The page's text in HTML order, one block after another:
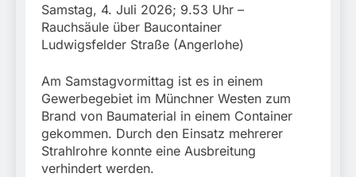
Samstag, 4. Juli 2026; 9.53 Uhr –
Rauchsäule über Baucontainer
Ludwigsfelder Straße (Angerlohe)
Am Samstagvormittag ist es in einem
Gewerbegebiet im Münchner Westen zum
Brand von Baumaterial in einem Container
gekommen. Durch den Einsatz mehrerer
Strahlrohre konnte eine Ausbreitung
verhindert werden.